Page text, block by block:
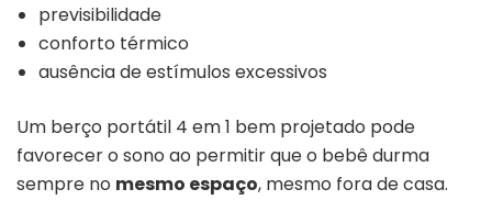
previsibilidade
conforto térmico
ausência de estímulos excessivos
Um berço portátil 4 em 1 bem projetado pode
favorecer o sono ao permitir que o bebê durma
sempre no mesmo espaço, mesmo fora de casa.